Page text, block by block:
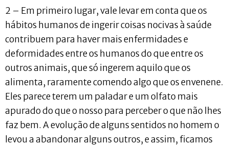
2 – Em primeiro lugar, vale levar em conta que os
hábitos humanos de ingerir coisas nocivas à saúde
contribuem para haver mais enfermidades e
deformidades entre os humanos do que entre os
outros animais, que só ingerem aquilo que os
alimenta, raramente comendo algo que os envenene.
Eles parece terem um paladar e um olfato mais
apurado do que o nosso para perceber o que não lhes
faz bem. A evolução de alguns sentidos no homem o
levou a abandonar alguns outros, e assim, ficamos